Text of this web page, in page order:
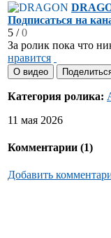
Подписаться на
5 /0
За ролик пока что
нравится
О видео
Категория ролика:
11 мая 2026
Комментарии (1)
Добавить